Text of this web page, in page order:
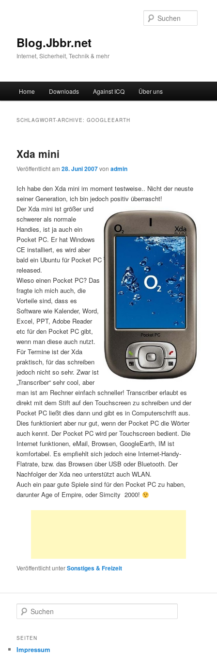
Blog.Jbbr.net
Internet, Sicherheit, Technik & mehr
Zum
Zum
wechseln
Home Downloads Against ICQ Über uns
SCHLAGWORT-ARCHIVE:GOOGLEEARTH
Xda mini
Veröffentlicht am28. Juni 2007vonadmin
Ich habe den Xda mini im moment testweise.. Nicht der neuste
seiner Generation, ich bin jedoch positiv überrascht!
Der Xda mini ist größer und
schwerer als normale
Handies, ist ja auch ein
Pocket PC. Er hat Windows
CE installiert, es wird aber
bald ein Ubuntu für Pocket PC
released.
Wieso einen Pocket PC? Das
fragte ich mich auch, die
Vorteile sind, dass es
Software wie Kalender, Word,
Excel, PPT, Adobe Reader
etc für den Pocket PC gibt,
wenn man diese auch nutzt.
Für Termine ist der Xda
praktisch, für das schreiben
jedoch nicht so sehr. Zwar ist
„Transcriber“ sehr cool, aber
man ist am Rechner einfach schneller! Transcriber erlaubt es
direkt mit dem Stift auf den Touchscreen zu schreiben und der
Pocket PC ließt dies dann und gibt es in Computerschrift aus.
Dies funktioniert aber nur gut, wenn der Pocket PC die Wörter
auch kennt. Der Pocket PC wird per Touchscreen bedient. Die
Internet funktionen, eMail, Browsen, GoogleEarth, IM ist
komfortabel. Es empfiehlt sich jedoch eine Internet-Handy-
Flatrate, bzw. das Browsen über USB oder Bluetooth. Der
Nachfolger der Xda neo unterstützt auch WLAN.
Auch ein paar gute Spiele sind für den Pocket PC zu haben,
darunter Age of Empire, oder Simcity 2000!
Veröffentlicht unterSonstiges & Freizeit
u
h
SEITEN
Impressum